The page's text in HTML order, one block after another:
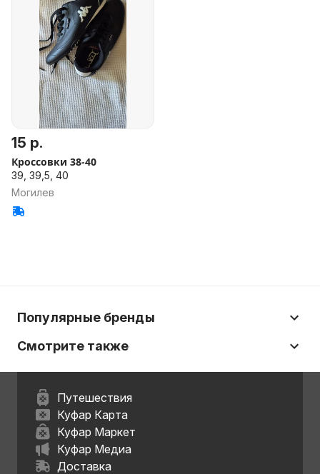
15 р.
Кроссовки 38-40
39, 39,5, 40
Могилев
Популярные бренды
Смотрите также
Путешествия
Куфар Карта
Куфар Маркет
Куфар Медиа
Доставка